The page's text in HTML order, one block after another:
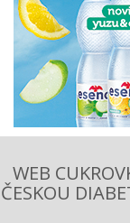
WEB
ČESKOU